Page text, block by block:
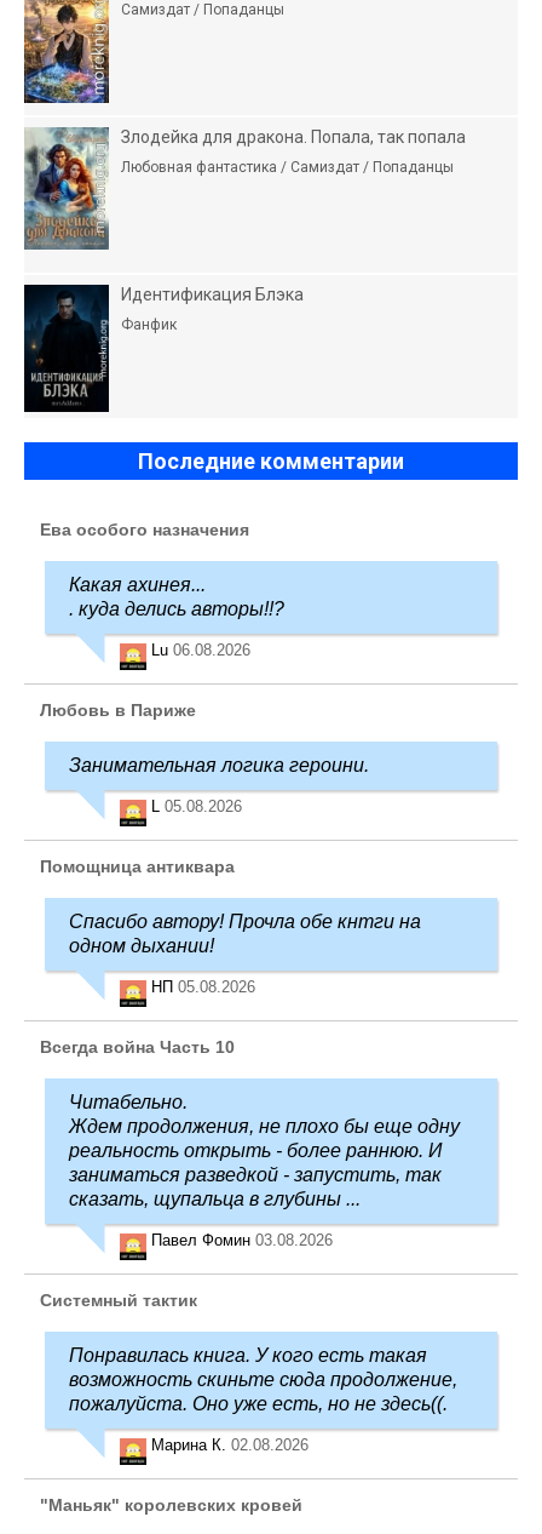
Самиздат / Попаданцы
Злодейка для дракона. Попала, так попала
Любовная фантастика / Самиздат / Попаданцы
Идентификация Блэка
Фанфик
Последние комментарии
Ева особого назначения
Какая ахинея...
. куда делись авторы!!?
Lu 06.08.2026
Любовь в Париже
Занимательная логика героини.
L 05.08.2026
Помощница антиквара
Спасибо автору! Прочла обе кнтги на
одном дыхании!
НП 05.08.2026
Всегда война Часть 10
Читабельно.
Ждем продолжения, не плохо бы еще одну
реальность открыть - более раннюю. И
заниматься разведкой - запустить, так
сказать, щупальца в глубины ...
Павел Фомин 03.08.2026
Системный тактик
Понравилась книга. У кого есть такая
возможность скиньте сюда продолжение,
пожалуйста. Оно уже есть, но не здесь((.
Марина К. 02.08.2026
"Маньяк" королевских кровей